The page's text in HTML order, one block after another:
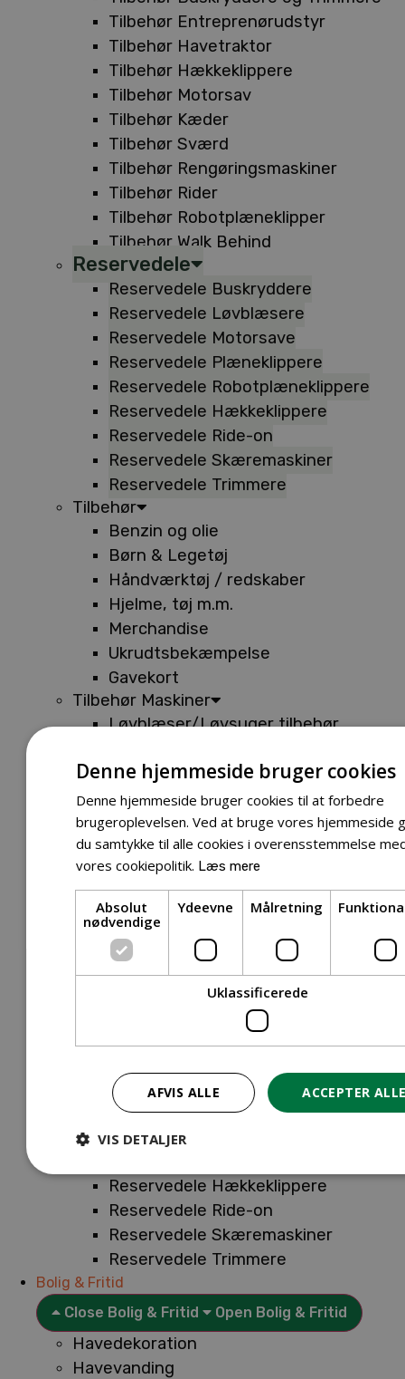
Tilbehør Entreprenørudstyr
Tilbehør Havetraktor
Tilbehør Hækkeklippere
Tilbehør Motorsav
Tilbehør Kæder
Tilbehør Sværd
Tilbehør Rengøringsmaskiner
Tilbehør Rider
Tilbehør Robotplæneklipper
Tilbehør Walk Behind
Reservedele
Reservedele Buskryddere
Reservedele Løvblæsere
Reservedele Motorsave
Reservedele Plæneklippere
Reservedele Robotplæneklippere
Reservedele Hækkeklippere
Reservedele Ride-on
Reservedele Skæremaskiner
Reservedele Trimmere
Tilbehør
Benzin og olie
Børn & Legetøj
Håndværktøj / redskaber
Hjelme, tøj m.m.
Merchandise
Ukrudtsbekæmpelse
Gavekort
Tilbehør Maskiner
Løvblæser/Løvsuger tilbehør
Tilbehør Buskryddere og Trimmere
Tilbehør Entreprenørudstyr
Tilbehør Havetraktor
Tilbehør Hækkeklippere
Tilbehør Motorsav
Tilbehør Kæder
Tilbehør Sværd
Tilbehør Rengøringsmaskiner
Tilbehør Robotplæneklipper
Tilbehør Walk Behind
Reservedele Løvblæsere
Reservedele Motorsave
Reservedele Plæneklippere
Reservedele Hækkeklippere
Reservedele Ride-on
Reservedele Skæremaskiner
Reservedele Trimmere
Bolig & Fritid
Close Bolig & Fritid
Open Bolig & Fritid
Havedekoration
Havevanding
Denne hjemmeside bruger cookies
Denne hjemmeside bruger cookies til at forbedre
brugeroplevelsen. Ved at bruge vores hjemmeside
du samtykke til alle cookies i overensstemmelse
vores cookiepolitik. Læs mere
Absolut
nødvendige
Ydeevne Målretning
Uklassificerede
ACCEPTER
AFVIS ALLE
VIS DETALJER